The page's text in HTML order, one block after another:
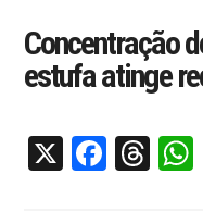
Concentração
estufa atinge
X